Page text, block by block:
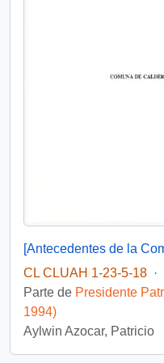
[Antecedentes de la
CL CLUAH 1-23-5-18 ·
Parte de Presidente
1994)
Aylwin Azocar, Patricio